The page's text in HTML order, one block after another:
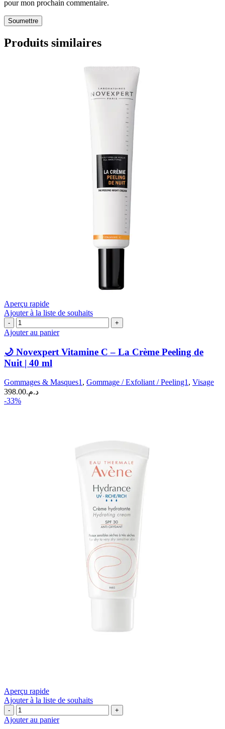
pour mon prochain commentaire.
Produits similaires
Aperçu rapide
Ajouter à la liste de souhaits
quantité
de
Novexpert
Vitamine
C
La
Crème
Peeling
Ajouter au panier
🌙 Novexpert Vitamine C – La Crème Peeling de
Nuit | 40 ml
Gommages & Masques1 , Gommage / Exfoliant / Peeling1 , Visage
د.م.398.00
-33%
Aperçu rapide
Ajouter à la liste de souhaits
quantité
de
Ajouter au panier